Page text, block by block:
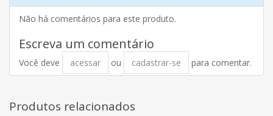
Não há comentários para este produto.
Escreva um comentário
Você deve acessar ou cadastrar-se para comentar.
Produtos relacionados